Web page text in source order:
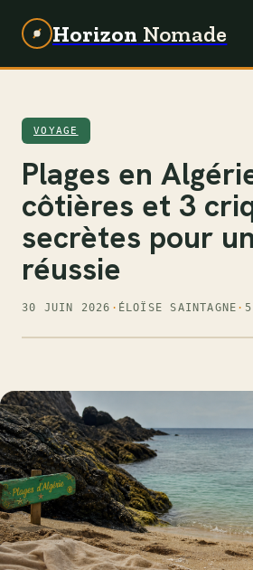
Horizon Nomade
VOYAGE
Plages en
côtières et 3
secrètes pour
réussie
30 JUIN 2026 · ÉLOÏSE SAINTAGNE ·